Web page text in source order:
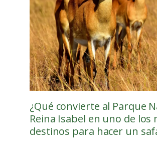
¿Qué convierte al Parque
Reina Isabel en uno de los
destinos para hacer un